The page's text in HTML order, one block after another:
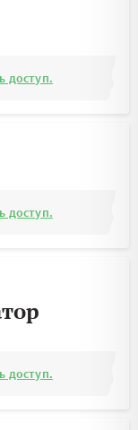
доступ.
доступ.
доступ.